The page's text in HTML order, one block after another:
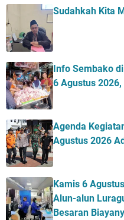
Sudahkah Kita
Info Sembako
6 Agustus
Agenda
Agustus 2026
Kamis 6
Alun-alun
Besaran